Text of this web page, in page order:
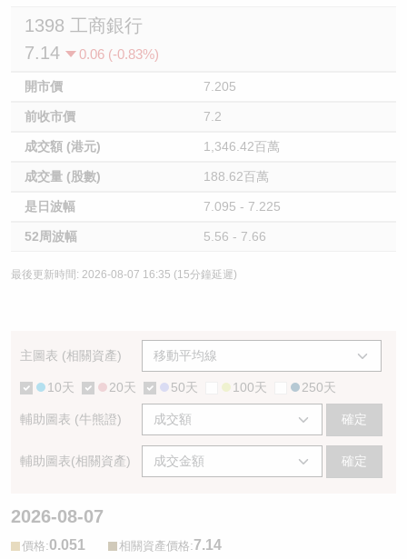
1398 工商銀行
7.14
0.06 (-0.83%)
開市價 7.205
前收市價 7.2
成交額 (港元) 1,346.42百萬
成交量 (股數) 188.62百萬
是日波幅 7.095 - 7.225
52周波幅 5.56 - 7.66
最後更新時間: 2026-08-07 16:35 (15分鐘延遲)
主圖表 (相關資產)
10天 20天 50天 100天 250天
輔助圖表 (牛熊證) 確定
輔助圖表(相關資產) 確定
2026-08-07
價格:0.051 相關資產價格:7.14